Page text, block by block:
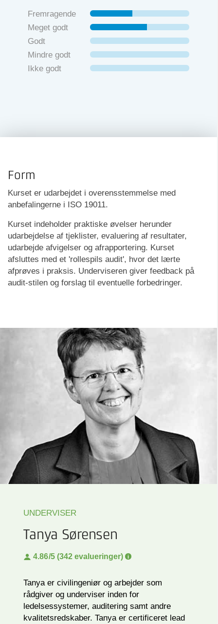
Fremragende
Meget godt
Godt
Mindre godt
Ikke godt
Form
Kurset er udarbejdet i overensstemmelse med
anbefalingerne i ISO 19011.
Kurset indeholder praktiske øvelser herunder
udarbejdelse af tjeklister, evaluering af resultater,
udarbejde afvigelser og afrapportering. Kurset
afsluttes med et 'rollespils audit', hvor det lærte
afprøves i praksis. Underviseren giver feedback på
audit-stilen og forslag til eventuelle forbedringer.
UNDERVISER
Tanya Sørensen
4.86/5 (342 evalueringer)
Tanya er civilingeniør og arbejder som
rådgiver og underviser inden for
ledelsessystemer, auditering samt andre
kvalitetsredskaber. Tanya er certificeret lead